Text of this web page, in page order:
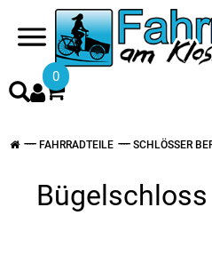
0
FAHRRADTEILE SCHLÖSSER
Bügelschloss